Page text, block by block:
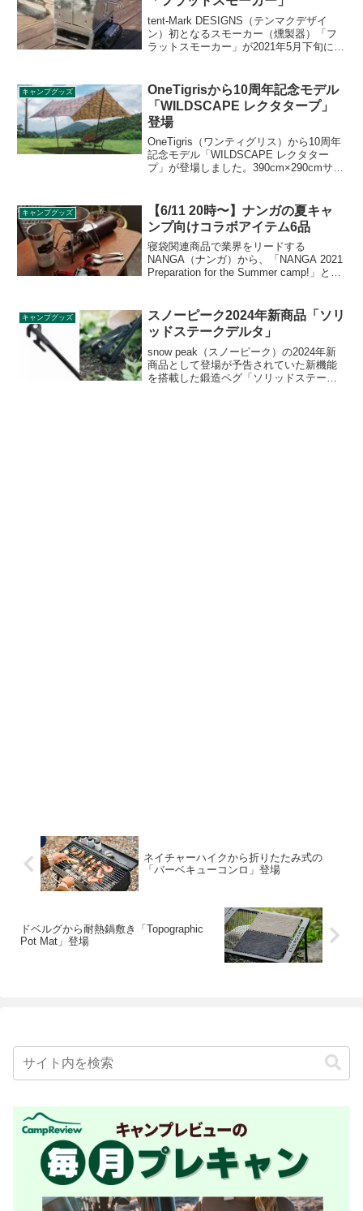
tent-Mark DESIGNS（テンマクデザイ
ン）初となるスモーカー（燻製器）「フ
ラットスモーカー」が2021年5月下旬に発
製品の特徴をレビューします。
キャンプグッズ
OneTigrisから10周年記念モデル
「WILDSCAPE レクタタープ」
登場
OneTigris（ワンティグリス）から10周年
記念モデル「WILDSCAPE レクタター
プ」が登場しました。390cm×290cmサイ
ル素材を採用しており、日差しや雨から
しっかりと保護してくれます。詳細をレ
ビューします。
キャンプグッズ
【6/11 20時〜】ナンガの夏キャ
ンプ向けコラボアイテム6品
寝袋関連商品で業界をリードする
NANGA（ナンガ）から、「NANGA 2021
Preparation for the Summer camp!」と題
れます。詳細をレビューします。
キャンプグッズ
スノーピーク2024年新商品「ソリ
ッドステークデルタ」
snow peak（スノーピーク）の2024年新
商品として登場が予告されていた新機能
を搭載した鍛造ペグ「ソリッドステーク
ネイチャーハイクから折りたたみ式の
「バーベキューコンロ」登場
ドベルグから耐熱鍋敷き「Topographic
Pot Mat」登場